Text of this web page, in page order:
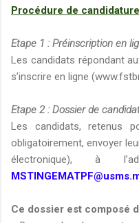
Procédure de
Etape 1 : Préinscription en
Les candidats répondant
s’inscrire en ligne
Etape 2 : Dossier de
Les candidats, retenus
obligatoirement, envoyer
électronique), à
Ce dossier est composé